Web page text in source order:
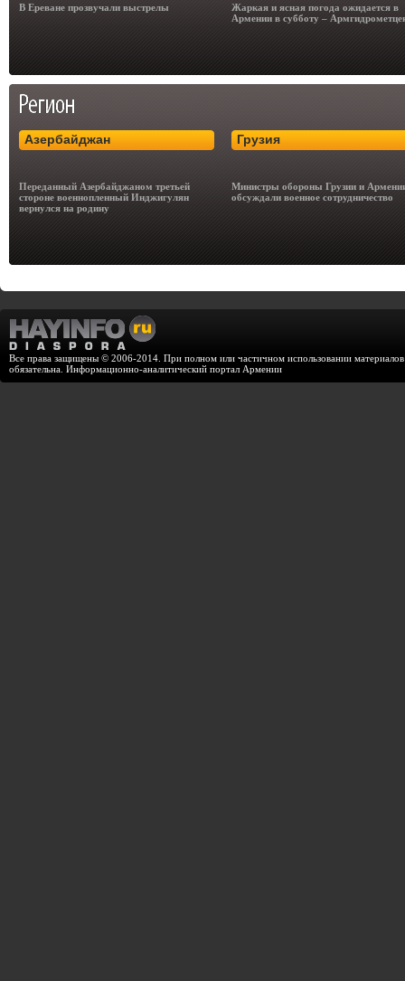
В Ереване прозвучали выстрелы
Жаркая и ясная погода ожидается в
Армении в субботу –
Азербайджан
Переданный Азербайджаном третьей
стороне военнопленный Инджигулян
вернулся на родину
Грузия
Министры обороны Грузии и
обсуждали военное сотрудничество
Все права защищены © 2006-2014. При полном или частичном использовании
обязательна. Информационно-аналитический портал Армении